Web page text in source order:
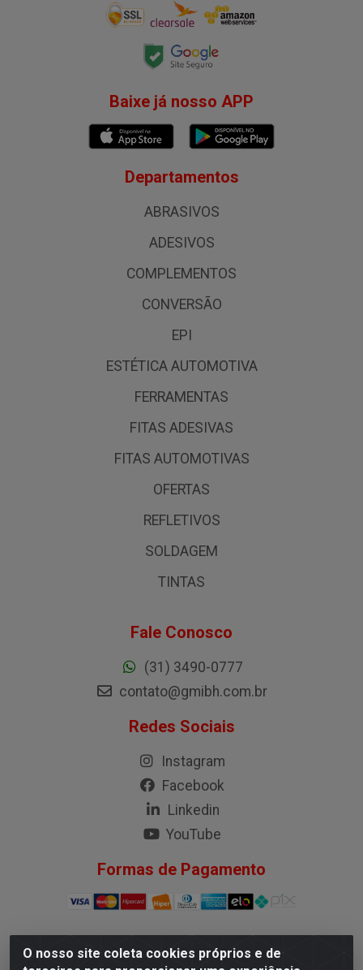
O nosso site coleta cookies próprios e de
Baixe já nosso APP
Departamentos
ABRASIVOS
ADESIVOS
COMPLEMENTOS
CONVERSÃO
EPI
ESTÉTICA AUTOMOTIVA
FERRAMENTAS
FITAS ADESIVAS
FITAS AUTOMOTIVAS
OFERTAS
REFLETIVOS
SOLDAGEM
TINTAS
Fale Conosco
(31) 3490-0777
contato@gmibh.com.br
Redes Sociais
Instagram
Facebook
Linkedin
YouTube
Formas de Pagamento
G.M.I. Distribuidora LTDA - Rua Conselheiro Pena, 50 -